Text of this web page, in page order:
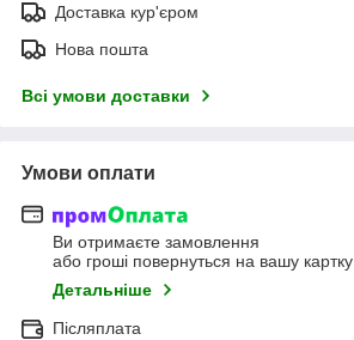
Доставка кур'єром
Нова пошта
Всі умови доставки
Умови оплати
Ви отримаєте замовлення
або гроші повернуться на вашу картку
Детальніше
Післяплата